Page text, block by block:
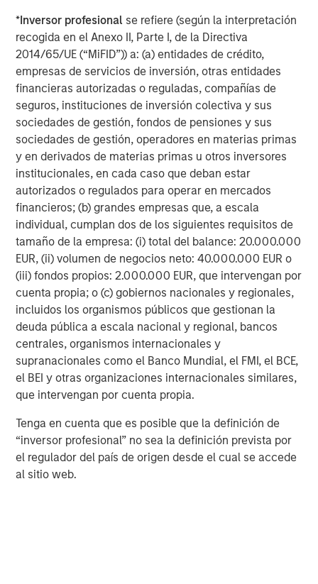
*Inversor profesional se refiere (según la interpretación
recogida en el Anexo II, Parte I, de la Directiva
2014/65/UE (“MiFID”)) a: (a) entidades de crédito,
empresas de servicios de inversión, otras entidades
financieras autorizadas o reguladas, compañías de
seguros, instituciones de inversión colectiva y sus
sociedades de gestión, fondos de pensiones y sus
sociedades de gestión, operadores en materias primas
y en derivados de materias primas u otros inversores
institucionales, en cada caso que deban estar
autorizados o regulados para operar en mercados
financieros; (b) grandes empresas que, a escala
individual, cumplan dos de los siguientes requisitos de
tamaño de la empresa: (i) total del balance: 20.000.000
EUR, (ii) volumen de negocios neto: 40.000.000 EUR o
(iii) fondos propios: 2.000.000 EUR, que intervengan por
cuenta propia; o (c) gobiernos nacionales y regionales,
incluidos los organismos públicos que gestionan la
deuda pública a escala nacional y regional, bancos
centrales, organismos internacionales y
supranacionales como el Banco Mundial, el FMI, el BCE,
el BEI y otras organizaciones internacionales similares,
que intervengan por cuenta propia.
Tenga en cuenta que es posible que la definición de
“inversor profesional” no sea la definición prevista por
el regulador del país de origen desde el cual se accede
al sitio web.
Morgan Stanley (NYSE: MS) is a leading global financial
services firm providing a wide range of investment
banking, securities, wealth management and investment
management services. With offices in 42 countries, the
Firm's employees serve clients worldwide including
corporations, governments, institutions and individuals.
For more information about Morgan Stanley, please visit
www.morganstanley.com.
Risk Considerations
The Fund may be impacted by movements in the
exchange rates between the fund’s currency and
the currencies of the Fund’s investments.
The value of bonds is likely to decrease if interest
rates rise and vice versa.
The value of financial derivative instruments are
highly sensitive and may result in losses in excess
of the amount invested by the Sub-Fund.
Issuers may not be able to repay their debts. If this
happens, the value of your investment will
decrease. This risk is higher where the Fund invests
in a bond with a lower credit rating.